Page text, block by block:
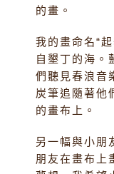
的畫。
我的畫命名“
自墾丁的海。
們聽見春浪音
炭筆追隨著他
的畫布上。
另一幅與小朋
朋友在畫布上